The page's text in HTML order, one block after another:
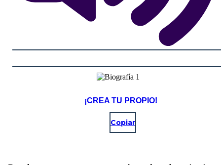
¡CREA TU PROPIO!
Copiar